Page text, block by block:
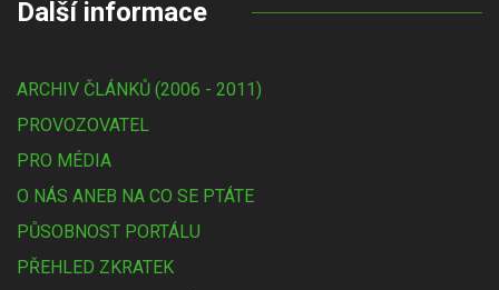
Další informace
ARCHIV ČLÁNKŮ (2006 - 2011)
PROVOZOVATEL
PRO MÉDIA
O NÁS ANEB NA CO SE PTÁTE
PŮSOBNOST PORTÁLU
PŘEHLED ZKRATEK